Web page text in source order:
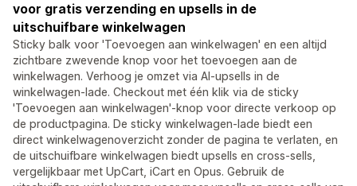
voor gratis verzending en upsells in de
uitschuifbare winkelwagen
Sticky balk voor 'Toevoegen aan winkelwagen' en een altijd
zichtbare zwevende knop voor het toevoegen aan de
winkelwagen. Verhoog je omzet via AI-upsells in de
winkelwagen-lade. Checkout met één klik via de sticky
'Toevoegen aan winkelwagen'-knop voor directe verkoop op
de productpagina. De sticky winkelwagen-lade biedt een
direct winkelwagenoverzicht zonder de pagina te verlaten, en
de uitschuifbare winkelwagen biedt upsells en cross-sells,
vergelijkbaar met UpCart, iCart en Opus. Gebruik de